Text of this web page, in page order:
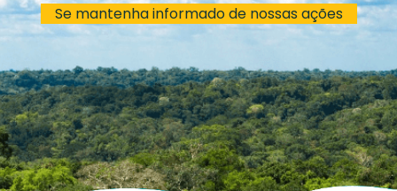
Se mantenha informado de nossas ações